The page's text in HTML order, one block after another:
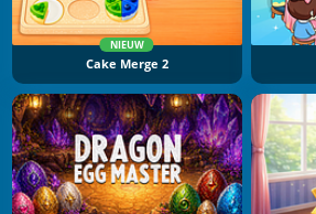
NIEUW
Cake Merge 2